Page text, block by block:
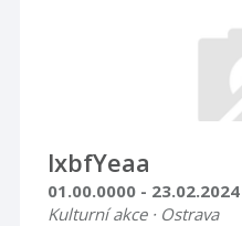
lxbfYeaa
01.00.0000 - 23.02.2024
Kulturní akce · Ostrava